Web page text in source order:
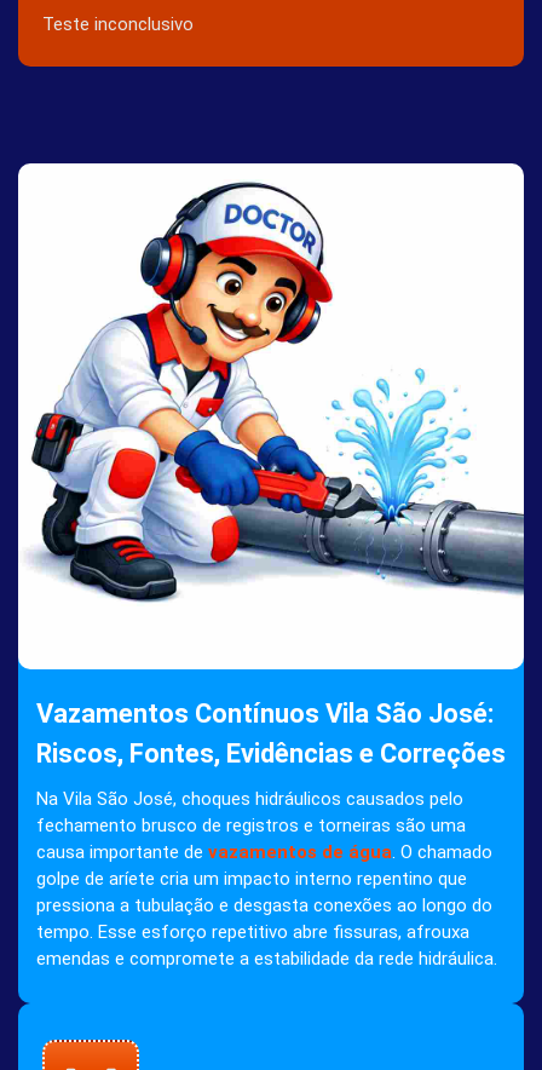
Teste inconclusivo
Vazamentos Contínuos Vila São José:
Riscos, Fontes, Evidências e Correções
Na Vila São José, choques hidráulicos causados pelo
fechamento brusco de registros e torneiras são uma
causa importante de vazamentos de água. O chamado
golpe de aríete cria um impacto interno repentino que
pressiona a tubulação e desgasta conexões ao longo do
tempo. Esse esforço repetitivo abre fissuras, afrouxa
emendas e compromete a estabilidade da rede hidráulica.